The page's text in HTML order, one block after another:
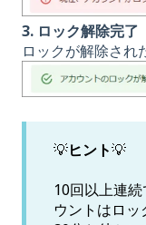
3. ロック解除完了
ロックが解除され
💡ヒント💡
10回以上連
ウントはロッ